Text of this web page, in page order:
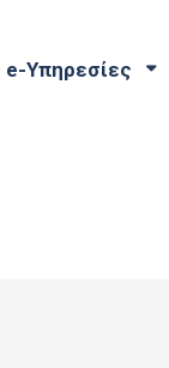
e-Υπηρεσίες